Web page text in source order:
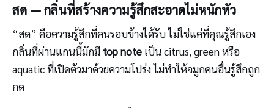
สด — กลิ่นที่สร้างความรู้สึกสะอาดไม่หนักหัว
“สด” คือความรู้สึกที่คนรอบข้างได้รับ ไม่ใช่แค่ที่คุณรู้สึกเอง
กลิ่นที่ผ่านแกนนี้มักมี top note เป็น citrus, green หรือ
aquatic ที่เปิดตัวมาด้วยความโปร่ง ไม่ทำให้จมูกคนอื่นรู้สึกถูก
กด